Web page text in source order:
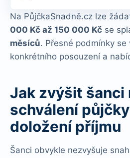
Na PůjčkaSnadně.cz lze
000 Kč až 150 000 Kč se
měsíců. Přesné podmínky
konkrétního posouzení a
Jak zvýšit šanci
schválení
doložení příjmu
Šanci obvykle nezvyšuje